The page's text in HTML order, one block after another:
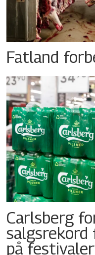
Fatland
Carlsberg
på festivaler